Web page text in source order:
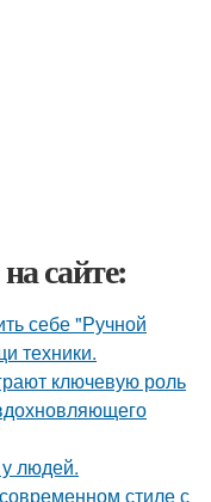
сайте:
себе "Ручной
техники.
ключевую роль
у людей.
стиле с